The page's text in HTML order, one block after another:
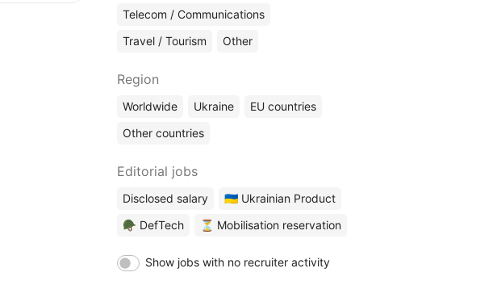
Telecom / Communications
Travel / Tourism
Other
Region
Worldwide Ukraine
EU countries
Other countries
Editorial jobs
Disclosed salary
🇺🇦 Ukrainian Product
🪖 DefTech
⏳ Mobilisation reservation
Show jobs with no recruiter activity